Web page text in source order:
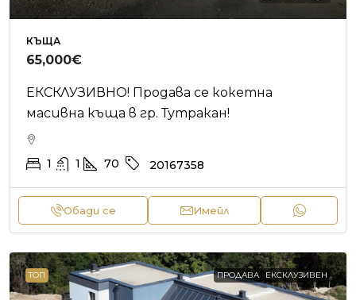
КЪЩА
65,000€
ЕКСКЛУЗИВНО! Продава се кокетна
масивна къща в гр. Тутракан!
1 1 70 20167358
Обади се Имейл
ТОП ПРОДАВА ЕКСКЛУЗИВЕН